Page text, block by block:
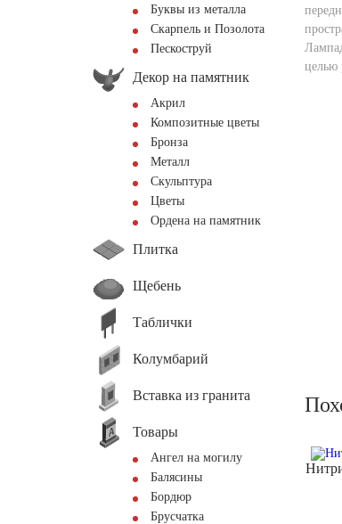
Буквы из металла
Скарпель и Позолота
Пескоструй
Декор на памятник
Акрил
Композитные цветы
Бронза
Металл
Скульптура
Цветы
Ордена на памятник
Плитка
Щебень
Таблички
Колумбарий
Вставка из гранита
Товары
Ангел на могилу
Балясины
Бордюр
Брусчатка
целью